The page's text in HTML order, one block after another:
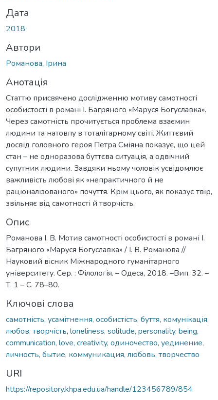
Дата
2018
Автори
Романова, Ірина
Анотація
Статтю присвячено дослідженню мотиву самотності
особистості в романі І. Багряного «Маруся Богуславка».
Через самотність прочитується проблема взаємин
людини та натовпу в тоталітарному світі. Життєвий
досвід головного героя Петра Сміяна показує, що цей
стан – не одноразова буттєва ситуація, а одвічний
супутник людини. Завдяки ньому чоловік усвідомлює
важливість любові як «непрактичного й не
раціоналізованого» почуття. Крім цього, як показує твір,
звільняє від самотності й творчість.
Опис
Романова І. В. Мотив самотності особистості в романі І.
Багряного «Маруся Богуславка» / І. В. Романова //
Науковий вісник Міжнародного гуманітарного
університету. Сер. : Філологія. – Одеса, 2018. –Вип. 32. –
Т. 1 – С. 78–80.
Ключові слова
самотність, усамітнення, особистість, буття, комунікація,
любов, творчість, loneliness, solitude, personality, being,
communication, love, creativity, одиночество, уединение,
личность, бытие, коммуникация, любовь, творчество
URI
https://repository.khpa.edu.ua/handle/123456789/854